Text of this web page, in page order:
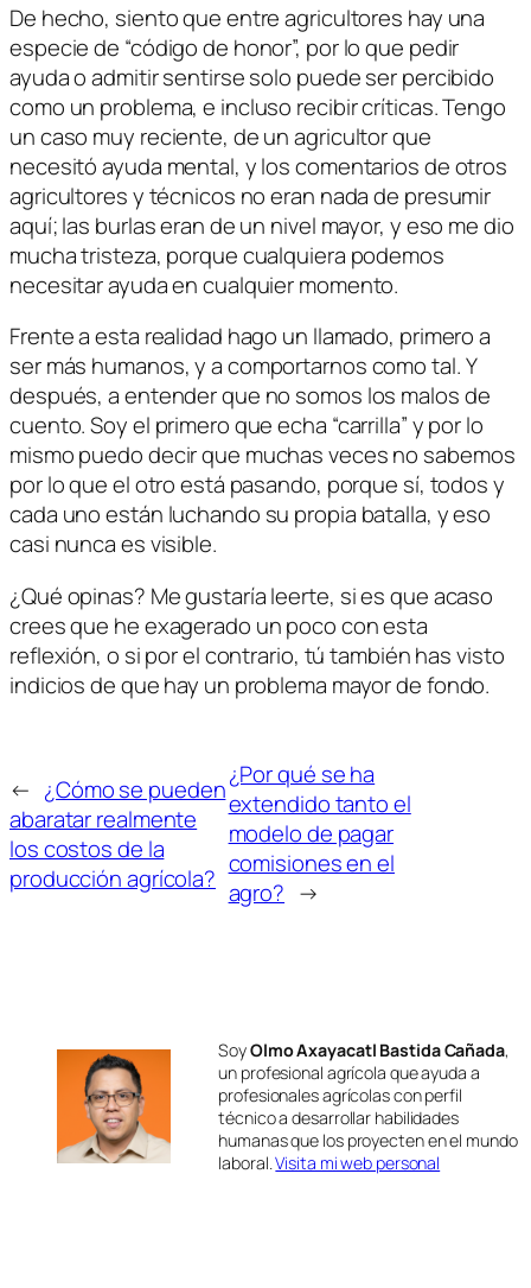
De hecho, siento que entre agricultores hay una
especie de “código de honor”, por lo que pedir
ayuda o admitir sentirse solo puede ser percibido
como un problema, e incluso recibir críticas. Tengo
un caso muy reciente, de un agricultor que
necesitó ayuda mental, y los comentarios de otros
agricultores y técnicos no eran nada de presumir
aquí; las burlas eran de un nivel mayor, y eso me dio
mucha tristeza, porque cualquiera podemos
necesitar ayuda en cualquier momento.
Frente a esta realidad hago un llamado, primero a
ser más humanos, y a comportarnos como tal. Y
después, a entender que no somos los malos de
cuento. Soy el primero que echa “carrilla” y por lo
mismo puedo decir que muchas veces no sabemos
por lo que el otro está pasando, porque sí, todos y
cada uno están luchando su propia batalla, y eso
casi nunca es visible.
¿Qué opinas? Me gustaría leerte, si es que acaso
crees que he exagerado un poco con esta
reflexión, o si por el contrario, tú también has visto
indicios de que hay un problema mayor de fondo.
← ¿Cómo se pueden
abaratar realmente
los costos de la
producción agrícola?
¿Por qué se ha
extendido tanto el
modelo de pagar
comisiones en el
agro? →
SoyOlmo Axayacatl Bastida Cañada,
un profesional agrícola que ayuda a
profesionales agrícolas con perfil
técnico a desarrollar habilidades
humanas que los proyecten en el mundo
laboral.Visita mi web personal